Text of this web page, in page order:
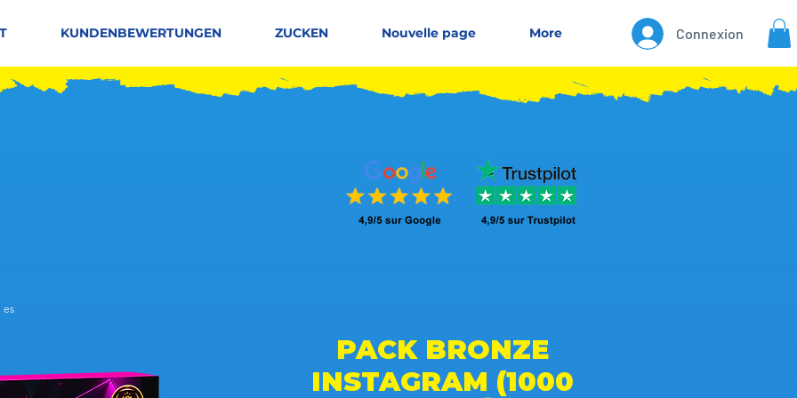
KUNDENBEWERTUNGEN ZUCKEN Nouvelle page More Connexion
es auf 150 Stimmen, Leute mögen es
PACK BRONZE
INSTAGRAM (1000